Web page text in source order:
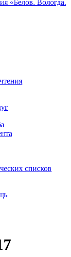
«Белов. Вологда.
списков